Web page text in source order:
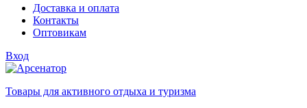
Доставка и оплата
Контакты
Оптовикам
Вход
Товары для активного отдыха и туризма